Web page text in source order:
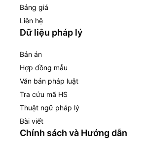
Bảng giá
Liên hệ
Dữ liệu pháp lý
Bản án
Hợp đồng mẫu
Văn bản pháp luật
Tra cứu mã HS
Thuật ngữ pháp lý
Bài viết
Chính sách và Hướng dẫn